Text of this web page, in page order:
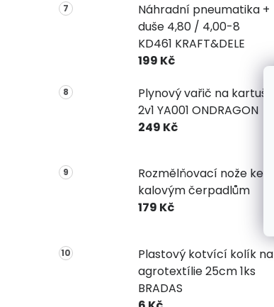
Náhradní pneumatika +
duše 4,80 / 4,00-8
KD461 KRAFT&DELE
199 Kč
Plynový vařič na kartuše
2v1 YA001 ONDRAGON
249 Kč
Rozmělňovací nože ke
kalovým čerpadlům
179 Kč
Plastový kotvící kolík na
agrotextílie 25cm 1ks
BRADAS